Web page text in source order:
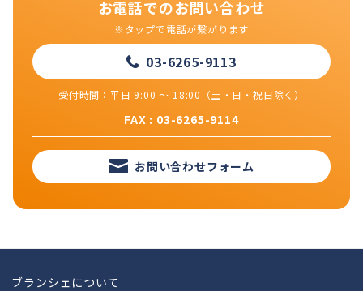
お電話でのお問い合わせ
※タップで電話が繋がります
受付時間：平日 9:00 ～ 18:00（土・日・祝日除く）
03-6265-9113
FAX : 03-6265-9114
お問い合わせフォーム
ブランシェについて